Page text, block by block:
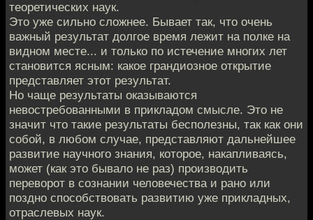
теоретических наук.
Это уже сильно сложнее. Бывает так, что очень
важный результат долгое время лежит на полке на
видном месте... и только по истечение многих лет
становится ясным: какое грандиозное открытие
представляет этот результат.
Но чаще результаты оказываются
невостребованными в прикладом смысле. Это не
значит что такие результаты бесполезны, так как они
собой, в любом случае, представляют дальнейшее
развитие научного знания, которое, накапливаясь,
может (как это бывало не раз) производить
переворот в сознании человечества и рано или
поздно способствовать развитию уже прикладных,
отраслевых наук.